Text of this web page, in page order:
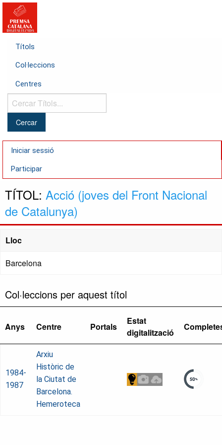
Títols
Col·leccions
Centres
Cercar
Títols...
Iniciar sessió
Participar
TÍTOL: Acció (joves del Front Nacional
de Catalunya)
Lloc
Barcelona
Col·leccions per aquest títol
Anys Centre Portals
Estat
digitalització
1984-
1987
Arxiu
Històric de
la Ciutat de
Barcelona.
Hemeroteca